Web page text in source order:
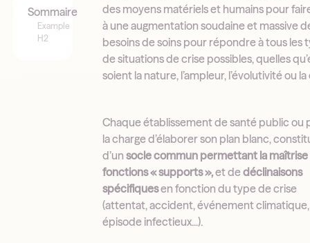
Sommaire
Example
H2
des moyens matériels et humains pour
à une augmentation soudaine et massive
besoins de soins pour répondre à tous les
de situations de crise possibles, quelles
soient la nature, l’ampleur, l’évolutivité ou
Chaque établissement de santé public ou
la charge d’élaborer son plan blanc,
d’unsocle commun permettant la maîtrise
fonctions « supports »,et dedéclinaisons
spécifiquesen fonction du type de crise
(attentat, accident, événement climatique,
épisode infectieux...).